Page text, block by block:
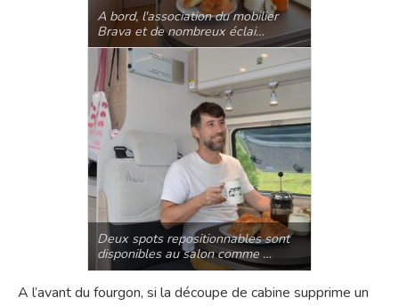
A bord, l'association du mobilier
Brava et de nombreux éclai…
Deux spots repositionnables sont
disponibles au salon comme …
A l’avant du fourgon, si la découpe de cabine supprime un